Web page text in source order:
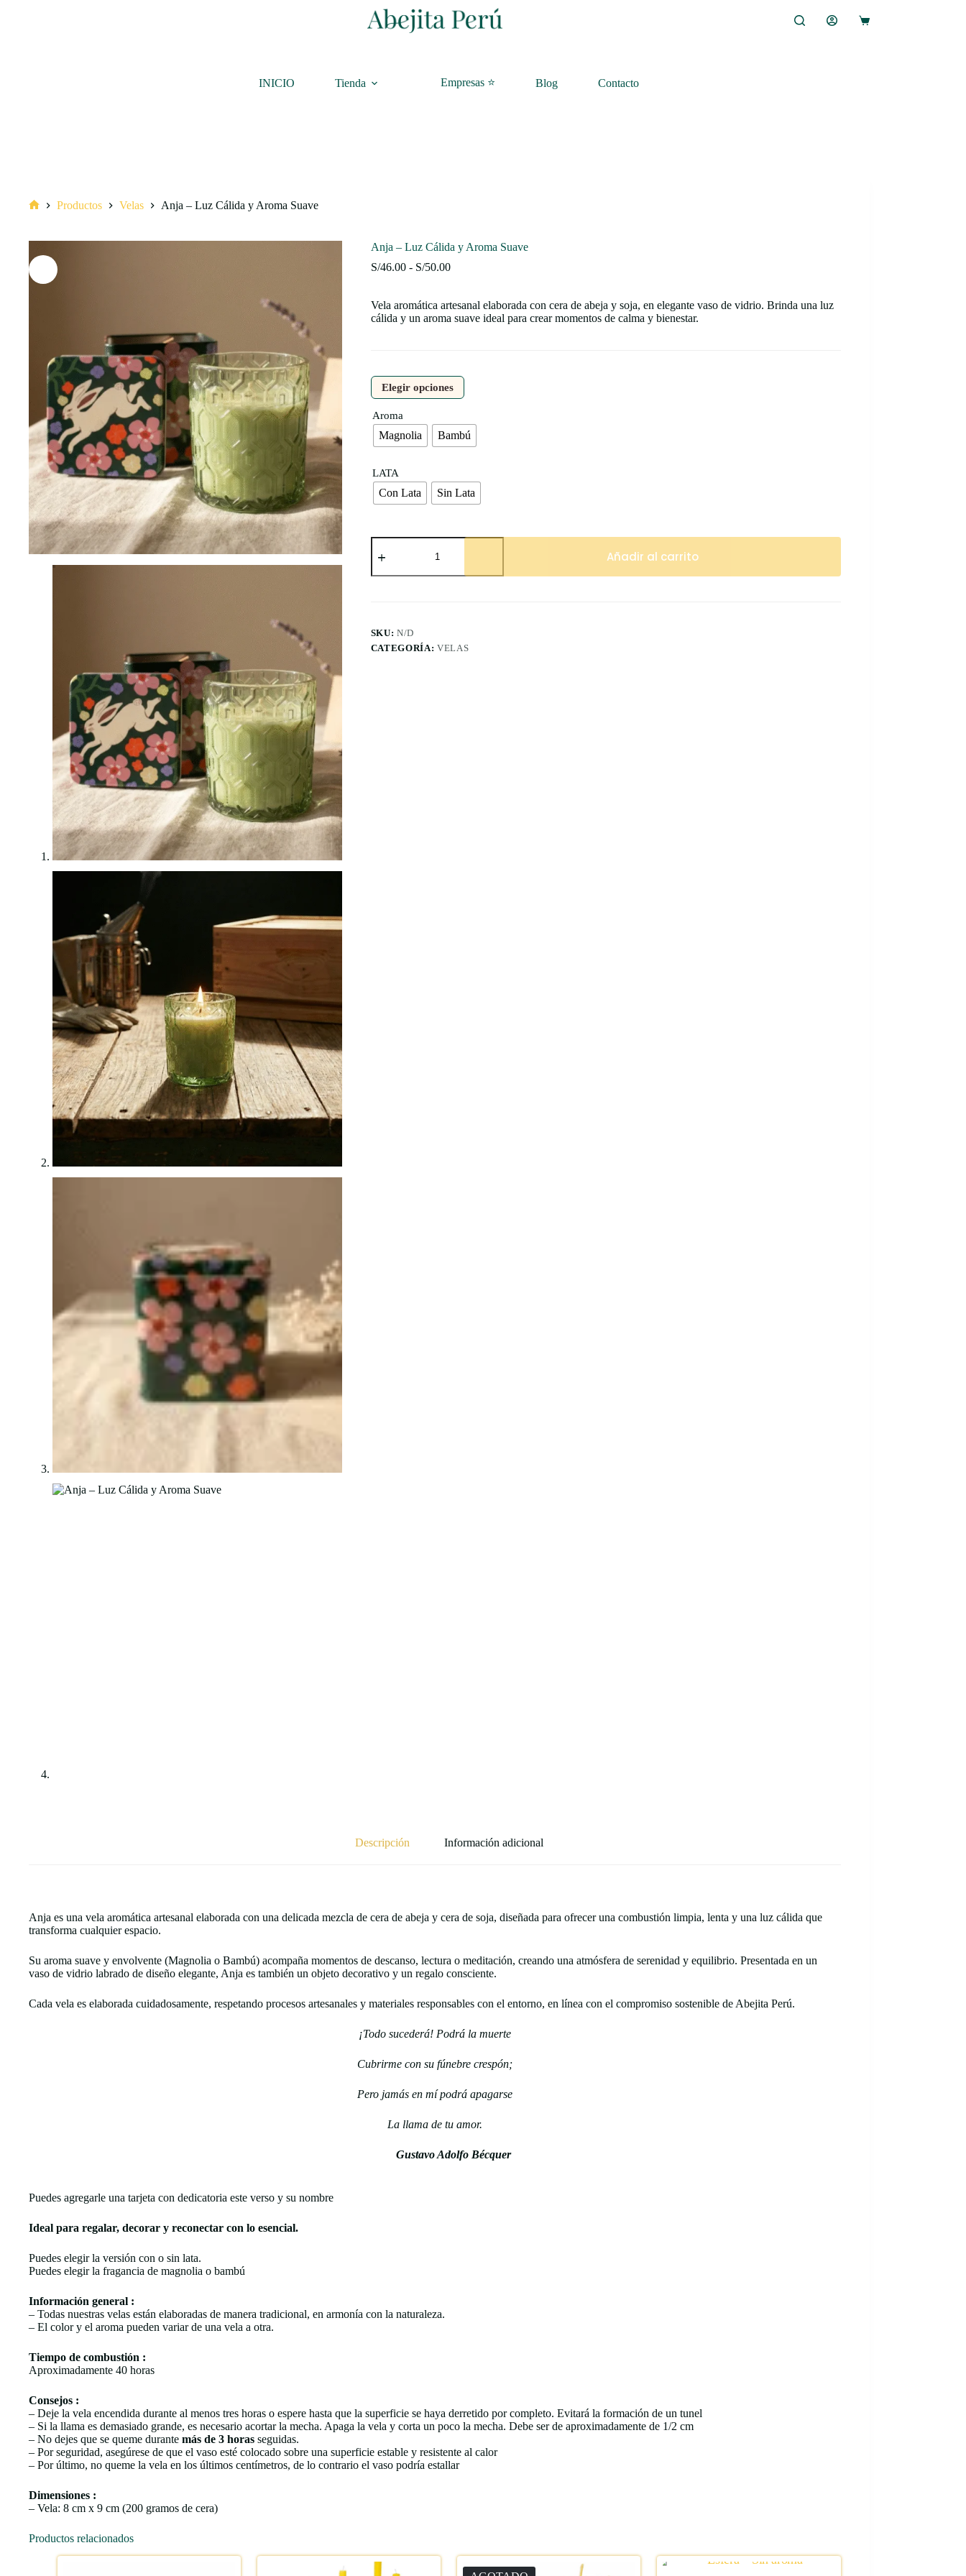
Carro
INICIO Tienda Empresas ⭐ Blog Contacto
Productos Velas Anja – Luz Cálida y Aroma Suave
Anja – Luz Cálida y Aroma Suave
S/46.00 - S/50.00Rango
desde
S/46.00
Vela aromática artesanal elaborada con cera de abeja y soja, en elegante vaso de vidrio. Brinda una luz
cálida y un aroma suave ideal para crear momentos de calma y bienestar.
Elegir opciones
Aroma
Magnolia Bambú
LATA
Con Lata Sin Lata
Anja
Cálida
cantidad
Añadir al carrito
SKU:N/D
CATEGORÍA: VELAS
Descripción Información adicional
Anja es una vela aromática artesanal elaborada con una delicada mezcla de cera de abeja y cera de soja, diseñada para ofrecer una combustión limpia, lenta y una luz cálida que
transforma cualquier espacio.
Su aroma suave y envolvente (Magnolia o Bambú) acompaña momentos de descanso, lectura o meditación, creando una atmósfera de serenidad y equilibrio. Presentada en un
vaso de vidrio labrado de diseño elegante, Anja es también un objeto decorativo y un regalo consciente.
Cada vela es elaborada cuidadosamente, respetando procesos artesanales y materiales responsables con el entorno, en línea con el compromiso sostenible de Abejita Perú.
¡Todo sucederá! Podrá la muerte
Cubrirme con su fúnebre crespón;
Pero jamás en mí podrá apagarse
La llama de tu amor.
Gustavo Adolfo Bécquer
Puedes agregarle una tarjeta con dedicatoria este verso y su nombre
Ideal para regalar, decorar y reconectar con lo esencial.
Puedes elegir la versión con o sin lata.
Puedes elegir la fragancia de magnolia o bambú
Información general :
– Todas nuestras velas están elaboradas de manera tradicional, en armonía con la naturaleza.
– El color y el aroma pueden variar de una vela a otra.
Tiempo de combustión :
Aproximadamente 40 horas
Consejos :
– Deje la vela encendida durante al menos tres horas o espere hasta que la superficie se haya derretido por completo. Evitará la formación de un tunel
– Si la llama es demasiado grande, es necesario acortar la mecha. Apaga la vela y corta un poco la mecha. Debe ser de aproximadamente de 1/2 cm
– No dejes que se queme durante más de 3 horas seguidas.
– Por seguridad, asegúrese de que el vaso esté colocado sobre una superficie estable y resistente al calor
– Por último, no queme la vela en los últimos centímetros, de lo contrario el vaso podría estallar
Dimensiones :
– Vela: 8 cm x 9 cm (200 gramos de cera)
Productos relacionados